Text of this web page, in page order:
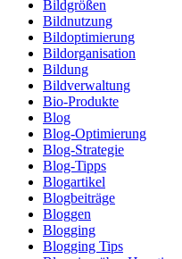
Bildgrößen
Bildnutzung
Bildoptimierung
Bildorganisation
Bildung
Bildverwaltung
Bio-Produkte
Blog
Blog-Optimierung
Blog-Strategie
Blog-Tipps
Blogartikel
Blogbeiträge
Bloggen
Blogging
Blogging Tips